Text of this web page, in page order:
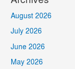
August 2026
July 2026
June 2026
May 2026